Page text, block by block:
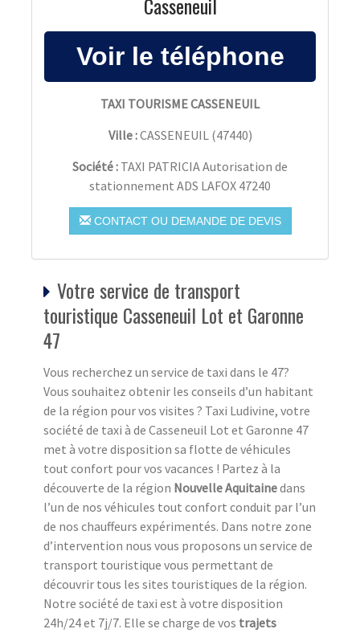
TAXI TOURISME CASSENEUIL
Ville :CASSENEUIL(47440)
Société : TAXI PATRICIA Autorisation de
stationnement ADS LAFOX 47240
CONTACT OU DEMANDE DE DEVIS
Votre service de transport
touristique Casseneuil Lot et Garonne
47
Vous recherchez un service de taxi dans le 47?
Vous souhaitez obtenir les conseils d’un habitant
de la région pour vos visites ? Taxi Ludivine, votre
société de taxi à de Casseneuil Lot et Garonne 47
met à votre disposition sa flotte de véhicules
tout confort pour vos vacances ! Partez à la
découverte de la région Nouvelle Aquitainedans
l’un de nos véhicules tout confort conduit par l’un
de nos chauffeurs expérimentés. Dans notre zone
d’intervention nous vous proposons un service de
transport touristique vous permettant de
découvrir tous les sites touristiques de la région.
Notre société de taxi est à votre disposition
24h/24 et 7j/7. Elle se charge de vos trajets